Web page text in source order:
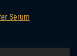
Serum